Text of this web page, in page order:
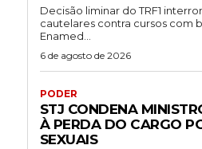
Decisão liminar do TRF1
cautelares contra cursos com
Enamed...
6 de agosto de 2026
PODER
STJ CONDENA
À PERDA DO CARGO
SEXUAIS